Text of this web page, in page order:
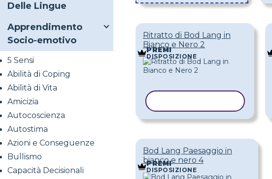
Delle Lingue
Apprendimento
Socio-emotivo
5 Sensi
Abilità di Coping
Abilità di Vita
Amicizia
Autocoscienza
Autostima
Azioni e Conseguenze
Bullismo
Capacità Decisionali
Ritratto di Bod Lang in
Bianco e Nero 2
PREMI
DISPOSIZIONE
Bod Lang Paesaggio in
bianco e nero 4
PREMI
DISPOSIZIONE